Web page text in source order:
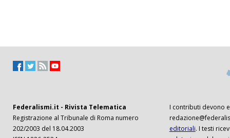
Federalismi.it - Rivista Telematica
Registrazione al Tribunale di Roma numero
202/2003 del 18.04.2003
I contributi devono
editoriali. I testi